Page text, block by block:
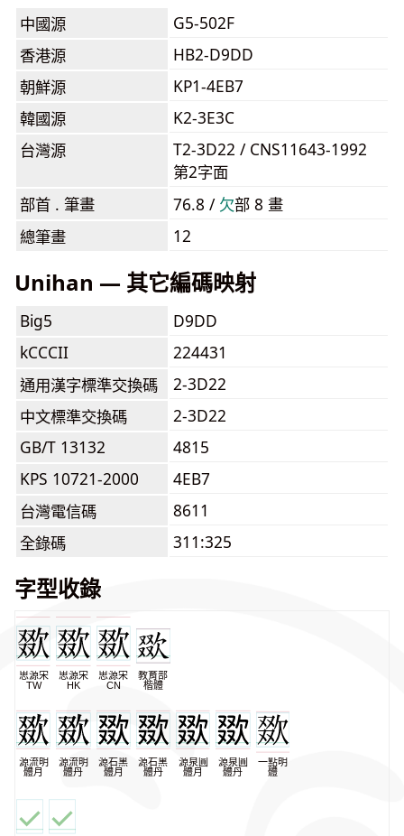
中國源
G5-502F
香港源
HB2-D9DD
朝鮮源
KP1-4EB7
韓國源
K2-3E3C
台灣源
T2-3D22 / CNS11643-1992
第2字面
部首 . 筆畫
76.8 / ⽋部 8 畫
總筆畫
12
Unihan — 其它編碼映射
Big5
D9DD
kCCCII
224431
通用漢字標準交換碼
2-3D22
中文標準交換碼
2-3D22
GB/T 13132
4815
KPS 10721-2000
4EB7
台灣電信碼
8611
全錄碼
311:325
字型收錄
思源宋
TW
思源宋
HK
思源宋
CN
教育部
楷體
源流明
體月
源流明
體丹
源石黑
體月
源石黑
體丹
源泉圓
體月
源泉圓
體丹
一點明
體